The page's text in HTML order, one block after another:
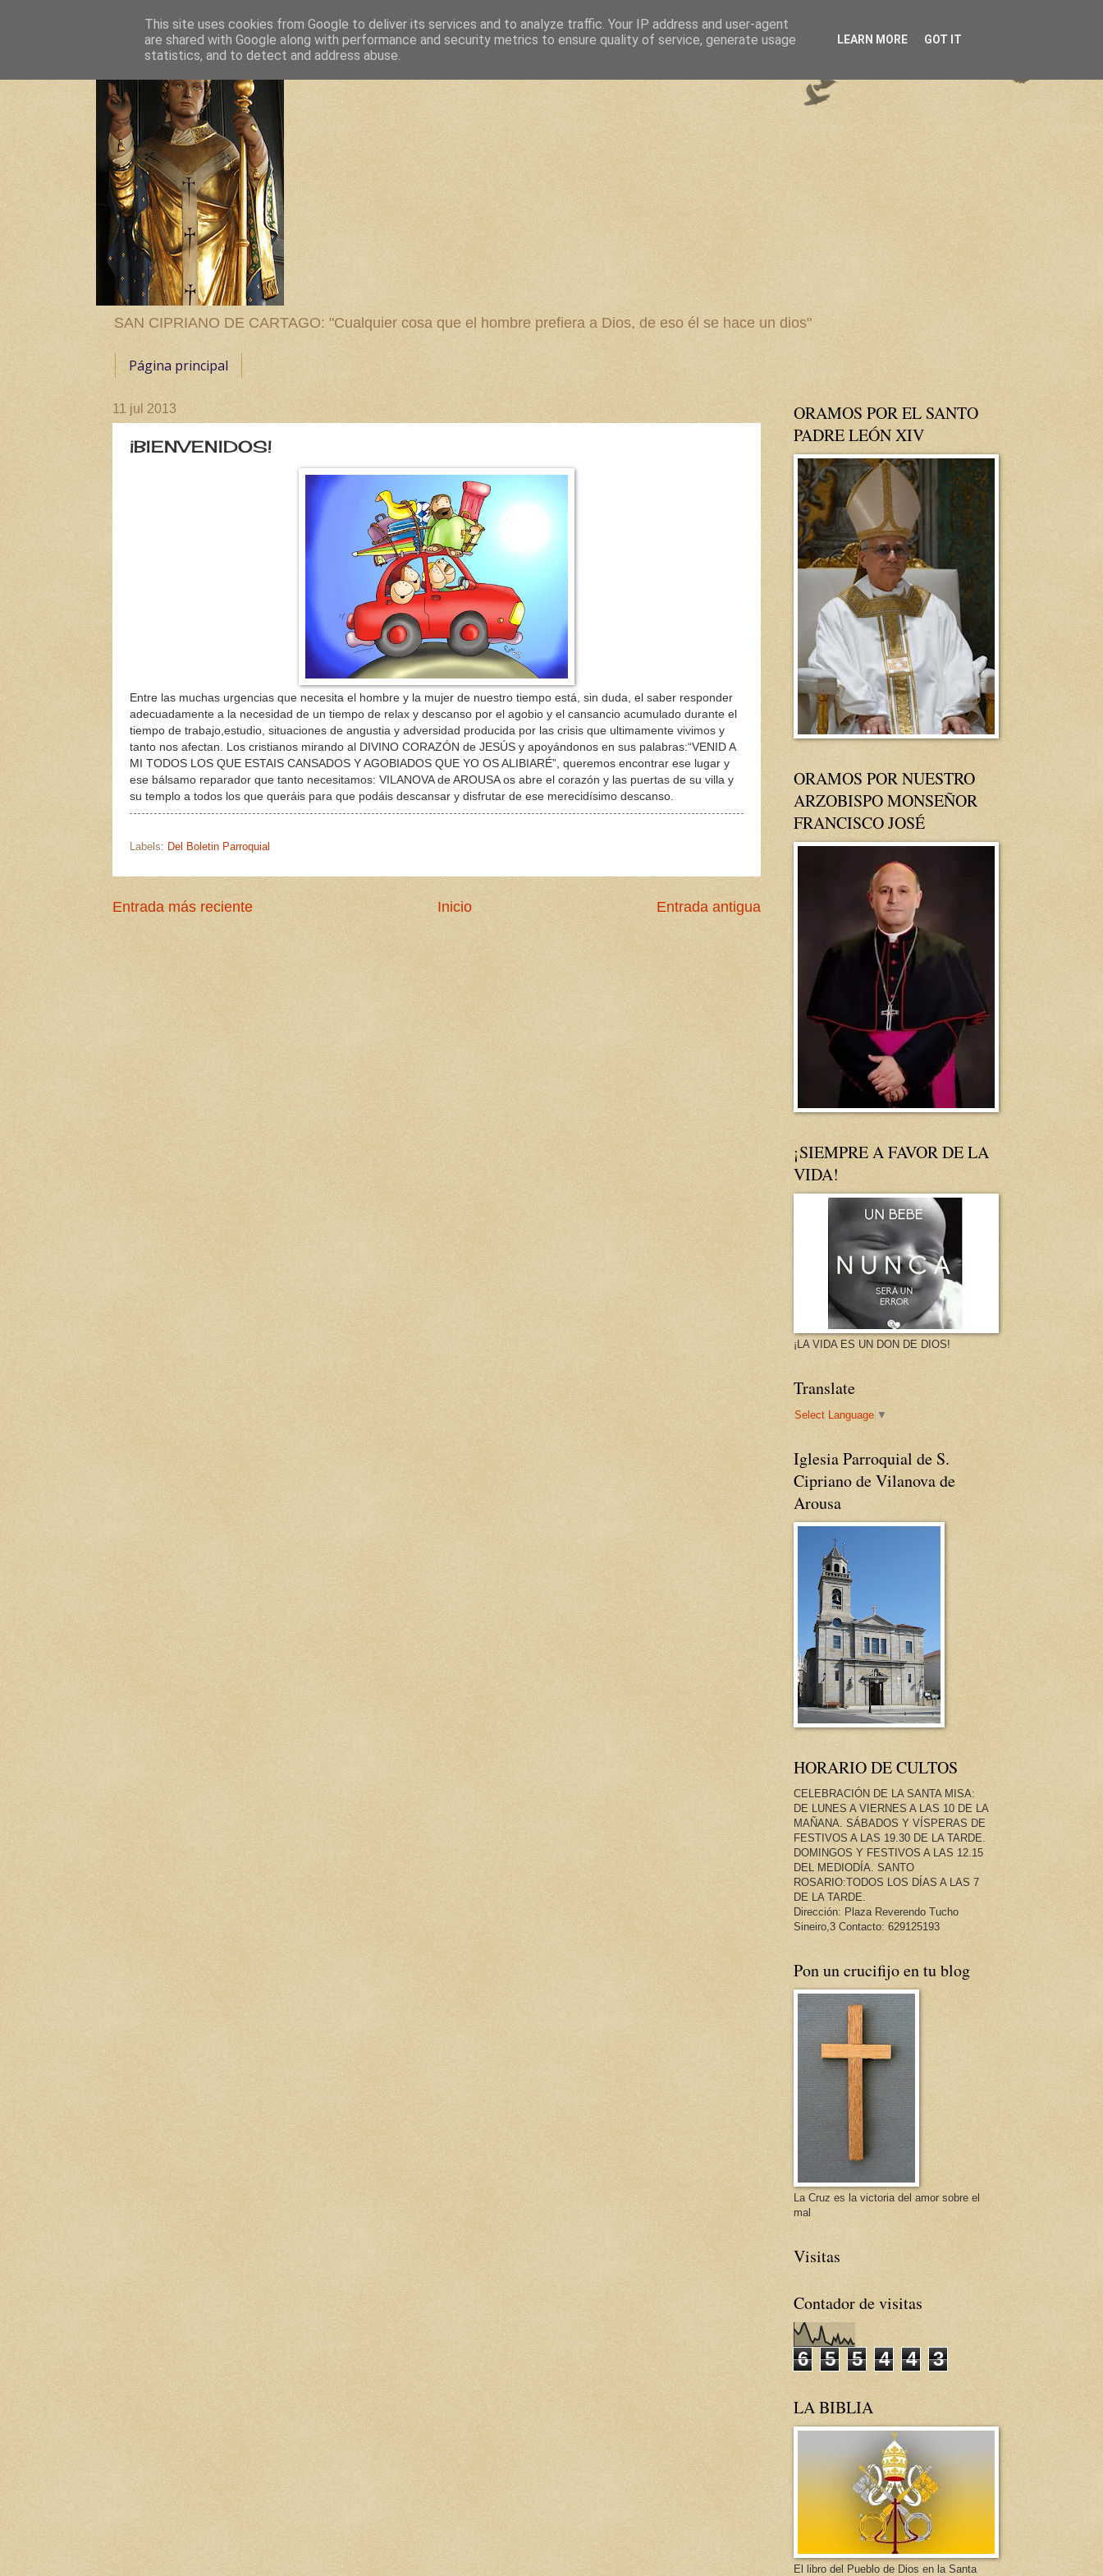
SAN CIPRIANO DE CARTAGO: "Cualquier cosa que el hombre prefiera a Dios, de eso él se hace un dios"
Página principal
11 jul 2013
¡BIENVENIDOS!
Entre las muchas urgencias que necesita el hombre y la mujer de nuestro tiempo está, sin duda, el saber responder
adecuadamente a la necesidad de un tiempo de relax y descanso por el agobio y el cansancio acumulado durante el
tiempo de trabajo,estudio, situaciones de angustia y adversidad producida por las crisis que ultimamente vivimos y
tanto nos afectan. Los cristianos mirando al DIVINO CORAZÓN de JESÚS y apoyándonos en sus palabras:“VENID A
MI TODOS LOS QUE ESTAIS CANSADOS Y AGOBIADOS QUE YO OS ALIBIARÉ”, queremos encontrar ese lugar y
ese bálsamo reparador que tanto necesitamos: VILANOVA de AROUSA os abre el corazón y las puertas de su villa y
su templo a todos los que queráis para que podáis descansar y disfrutar de ese merecidísimo descanso.
Labels: Del Boletin Parroquial
Entrada más reciente Entrada antigua
Inicio
ORAMOS POR EL SANTO
PADRE LEÓN XIV
ORAMOS POR NUESTRO
ARZOBISPO MONSEÑOR
FRANCISCO JOSÉ
¡SIEMPRE A FAVOR DE LA
VIDA!
¡LA VIDA ES UN DON DE DIOS!
Translate
Select Language ▼
Iglesia Parroquial de S.
Cipriano de Vilanova de
Arousa
HORARIO DE CULTOS
CELEBRACIÓN DE LA SANTA MISA:
DE LUNES A VIERNES A LAS 10 DE LA
MAÑANA. SÁBADOS Y VÍSPERAS DE
FESTIVOS A LAS 19.30 DE LA TARDE.
DOMINGOS Y FESTIVOS A LAS 12.15
DEL MEDIODÍA. SANTO
ROSARIO:TODOS LOS DÍAS A LAS 7
DE LA TARDE.
Dirección: Plaza Reverendo Tucho
Sineiro,3 Contacto: 629125193
Pon un crucifijo en tu blog
La Cruz es la victoria del amor sobre el
mal
Visitas
Contador de visitas
6 5 5 4 4 3
LA BIBLIA
El libro del Pueblo de Dios en la Santa
This site uses cookies from Google to deliver its services and to analyze traffic. Your IP address and user-agent
are shared with Google along with performance and security metrics to ensure quality of service, generate usage
statistics, and to detect and address abuse.
LEARN MORE GOT IT